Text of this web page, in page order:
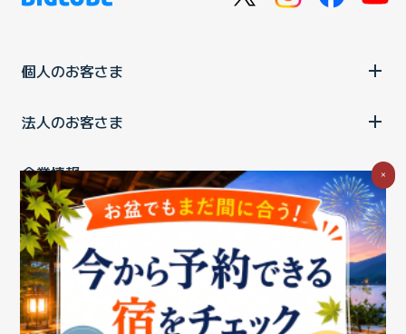
個人のお客さま
法人のお客さま
企業情報
ご利用中の方
お問い合わせ消費税の表示 ウェブアクセシビリティの取り組み
個人情報保護ポリシープライバシーポータル
Cookieポリシー
特定商取引法に基づく表記情報セキュリティ基本方針
×